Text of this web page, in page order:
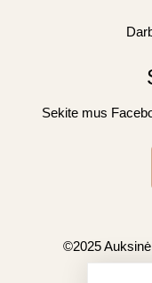
Sekite mus
©2025